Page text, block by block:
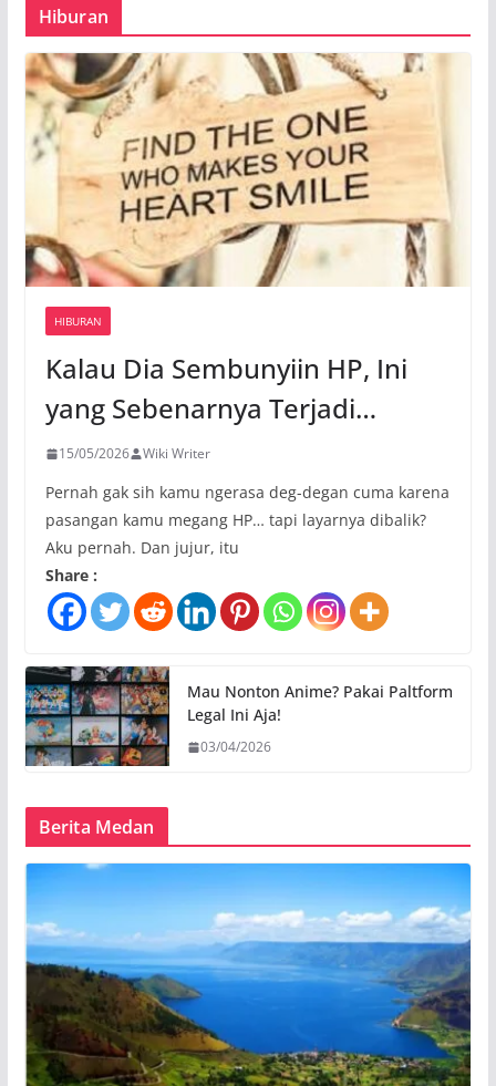
Hiburan
HIBURAN
Kalau Dia Sembunyiin HP, Ini
yang Sebenarnya Terjadi…
15/05/2026 Wiki Writer
Pernah gak sih kamu ngerasa deg-degan cuma karena
pasangan kamu megang HP… tapi layarnya dibalik?
Aku pernah. Dan jujur, itu
Share :
Mau Nonton Anime? Pakai Paltform
Legal Ini Aja!
03/04/2026
Berita Medan